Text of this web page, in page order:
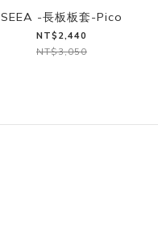
SEEA -長板板套-Pico
NT$2,440
NT$3,050